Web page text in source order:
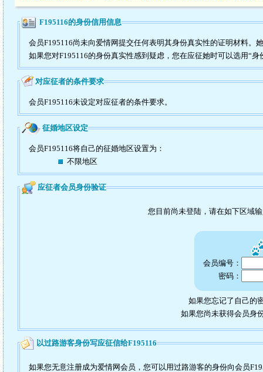
F195116的身份信用信息
会员F195116尚未向爱情网提交任何表明其身份真实性的证明材料。
如果您对F195116的身份真实性感到疑虑，您在应征她时可以选用“身
对应征者的条件要求
会员F195116未设定对应征者的条件要求。
征婚地区设定
会员F195116将自己的征婚地区设置为：
不限地区
应征者会员身份验证
您目前尚未登陆，请在如下区域
会员编号：
密码：
如果您忘记了自己的
如果您尚未获得会员身
以过路游客身份写应征信给F195116
如果您无意注册成为爱情网会员，您可以用过路游客的身份向会员